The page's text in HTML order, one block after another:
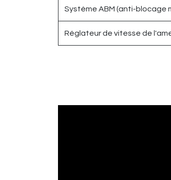
Système ABM (anti-blocage
Réglateur de vitesse de